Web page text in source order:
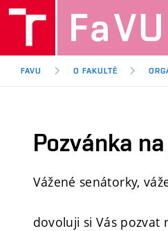
FAVU O FAKULTĚ
Pozvánka
Vážené senátorky,
dovoluji si Vás pozvat